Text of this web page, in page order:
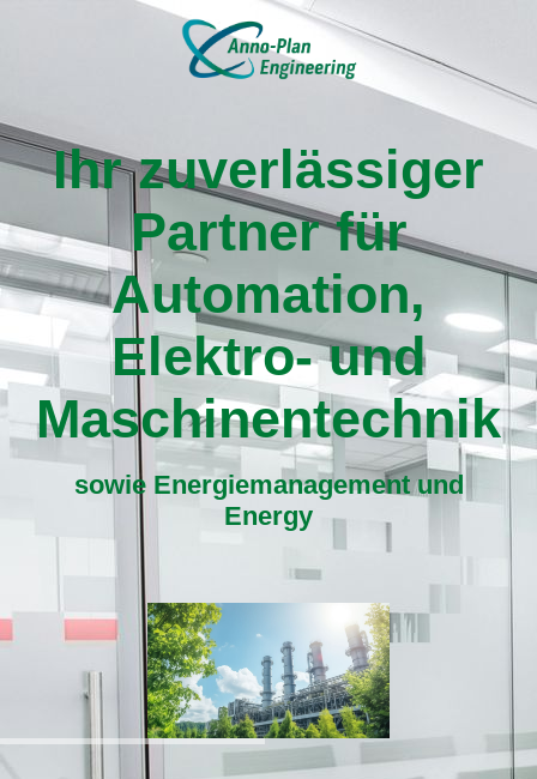
Ihr zuverlässiger
Partner für
Automation,
Elektro- und
Maschinentechnik
sowie Energiemanagement und
Energy